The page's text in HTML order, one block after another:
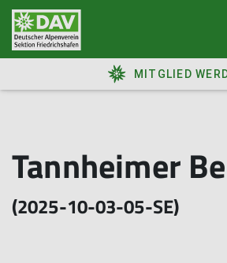
MITGLIED
Tannheimer
(2025-10-03-05-SE)